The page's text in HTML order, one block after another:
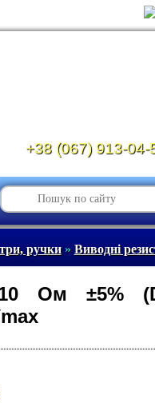
+38 (067) 913-04-
ручки» Виводні
Ом ±5%